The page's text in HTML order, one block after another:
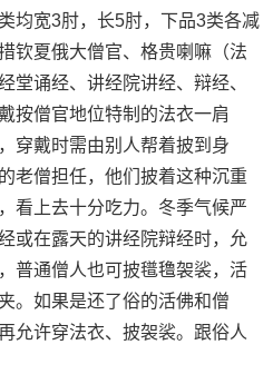
均宽3肘，长5肘，下品3类各减
钦夏俄大僧官、格贵喇嘛（法
堂诵经、讲经院讲经、辩经、
按僧官地位特制的法衣一肩
穿戴时需由别人帮着披到身
老僧担任，他们披着这种沉重
看上去十分吃力。冬季气候严
或在露天的讲经院辩经时，允
普通僧人也可披氆氇袈裟，活
。如果是还了俗的活佛和僧
允许穿法衣、披袈裟。跟俗人